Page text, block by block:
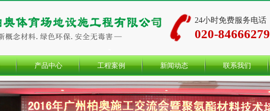
24小时免费服务电话
020-84666279
产品中心 工程案例 新闻动态 联系我们